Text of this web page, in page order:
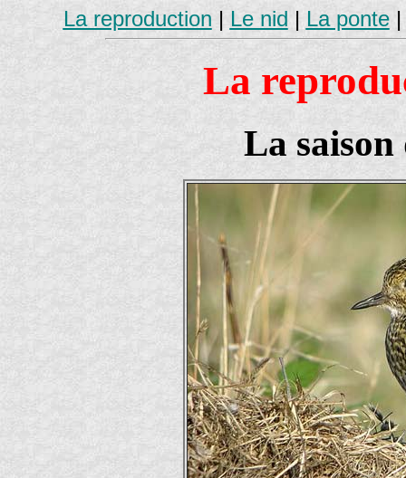
La reproduction | Le nid | La ponte
La
La